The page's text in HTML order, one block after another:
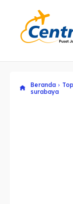
Beranda
surabaya